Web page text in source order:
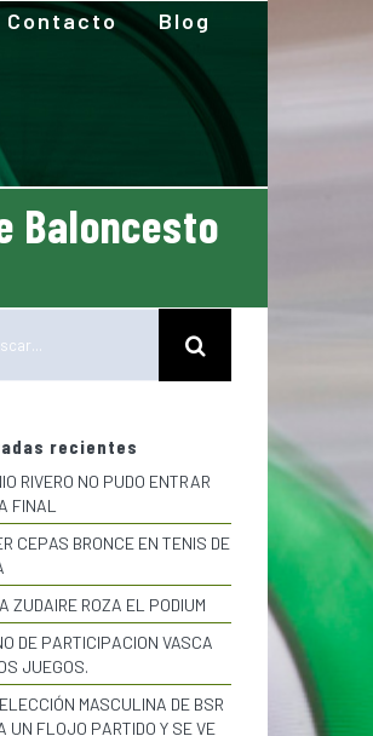
Contacto Blog
Baloncesto
recientes
RIVERO NO PUDO ENTRAR
FINAL
CEPAS BRONCE EN TENIS DE
ZUDAIRE ROZA EL PODIUM
DE PARTICIPACION VASCA
JUEGOS.
MASCULINA DE BSR
UN FLOJO PARTIDO Y SE VE